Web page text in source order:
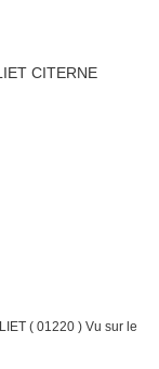
( 01220 ) Vu sur le